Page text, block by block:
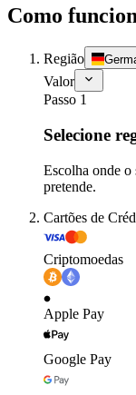
Como
Região
Valor
Passo 1
Selecione
Escolha onde o
pretende.
Cartões de
Criptomoedas
Apple Pay
Google Pay